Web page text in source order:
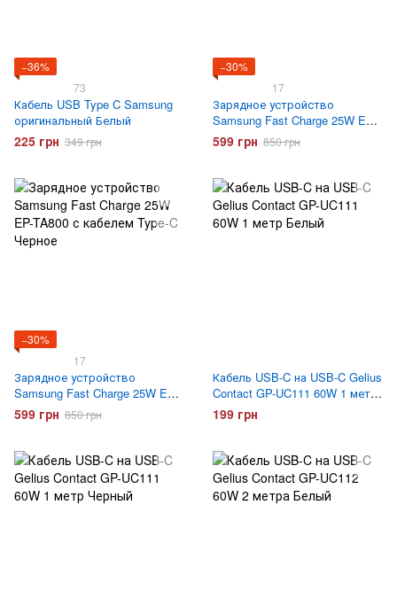
−36%
73
Кабель USB Type C Samsung
оригинальный Белый
225 грн 349 грн
−30%
17
Зарядное устройство
Samsung Fast Charge 25W EP-
TA800 с кабелем Type-C Белое
599 грн 850 грн
−30%
17
Зарядное устройство
Samsung Fast Charge 25W EP-
TA800 с кабелем Type-C
Черное
599 грн 850 грн
Кабель USB-C на USB-C Gelius
Contact GP-UC111 60W 1 метр
Белый
199 грн